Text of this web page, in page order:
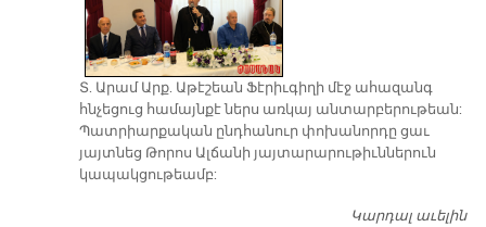
Տ. Արամ Արք. Աթէշեան Ֆէրիւգիղի մէջ ահազանգ
հնչեցուց համայնքէ ներս առկայ անտարբերութեան:
Պատրիարքական ընդհանուր փոխանորդը ցաւ
յայտնեց Թորոս Ալճանի յայտարարութիւններուն
կապակցութեամբ:
Կարդալ աւելին